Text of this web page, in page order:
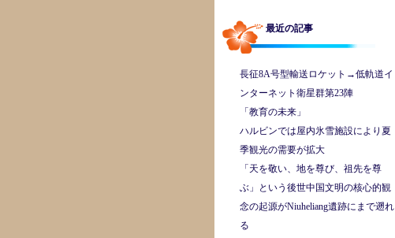
最近の記事
長征8A号型輸送ロケット→低軌道イ
ンターネット衛星群第23陣
「教育の未来」
ハルビンでは屋内氷雪施設により夏
季観光の需要が拡大
「天を敬い、地を尊び、祖先を尊
ぶ」という後世中国文明の核心的観
念の起源がNiuheliang遺跡にまで遡れ
る